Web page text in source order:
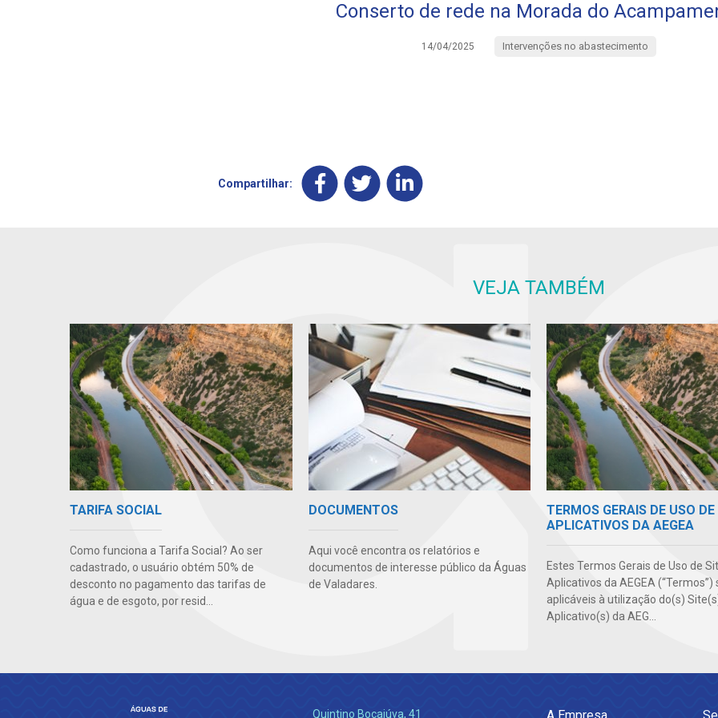
Conserto de rede na Morada do
14/04/2025 Intervenções no abastecimento
Compartilhar:
VEJA TAMBÉM
TARIFA SOCIAL
Como funciona a Tarifa Social? Ao ser
cadastrado, o usuário obtém 50% de
desconto no pagamento das tarifas de
água e de esgoto, por resid...
DOCUMENTOS
Aqui você encontra os relatórios e
documentos de interesse público da Águas
de Valadares.
TERMOS GERAIS DE USO
APLICATIVOS DA AEGEA
Estes Termos Gerais de Uso de
Aplicativos da AEGEA (“Termos”)
aplicáveis à utilização do(s)
Aplicativo(s) da AEG...
Quintino Bocaiúva, 41